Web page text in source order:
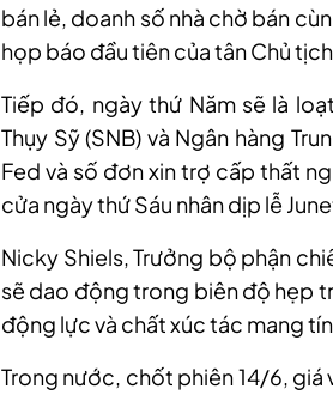
bán lẻ, doanh số nhà chờ bán
họp báo đầu tiên của tân Chủ
Tiếp đó, ngày thứ Năm sẽ là
Thụy Sỹ (SNB) và Ngân hàng
Fed và số đơn xin trợ cấp thất
cửa ngày thứ Sáu nhân dịp lễ
Nicky Shiels, Trưởng bộ phận
sẽ dao động trong biên độ hẹp
động lực và chất xúc tác mang
Trong nước, chốt phiên 14/6, giá